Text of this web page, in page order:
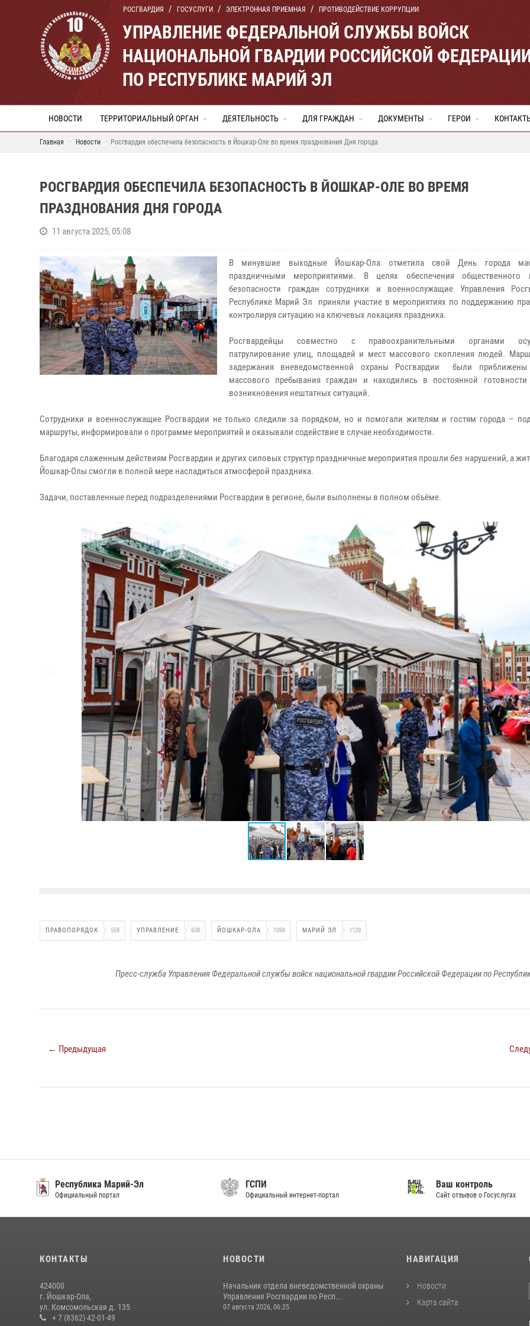
РОСГВАРДИЯ ГОСУСЛУГИ ЭЛЕКТРОННАЯ ПРИЕМНАЯ ПРОТИВОДЕЙСТВИЕ КОРРУПЦИИ
УПРАВЛЕНИЕ ФЕДЕРАЛЬНОЙ СЛУЖБЫ ВОЙСК
НАЦИОНАЛЬНОЙ ГВАРДИИ РОССИЙСКОЙ
ПО РЕСПУБЛИКЕ МАРИЙ ЭЛ
НОВОСТИ ТЕРРИТОРИАЛЬНЫЙ ОРГАН ДЕЯТЕЛЬНОСТЬ ДЛЯ ГРАЖДАН ДОКУМЕНТЫ ГЕРОИ
Главная Новости Росгвардия обеспечила безопасность в Йошкар-Оле во время празднования Дня города
РОСГВАРДИЯ ОБЕСПЕЧИЛА БЕЗОПАСНОСТЬ В ЙОШКАР-ОЛЕ ВО ВРЕМЯ
ПРАЗДНОВАНИЯ ДНЯ ГОРОДА
11 августа 2025, 05:08
В минувшие выходные Йошкар-Ола отметила свой День города
праздничными мероприятиями. В целях обеспечения общественного
безопасности граждан сотрудники и военнослужащие Управления
Республике Марий Эл приняли участие в мероприятиях по поддержанию
контролируя ситуацию на ключевых локациях праздника.
Росгвардейцы совместно с правоохранительными органами
патрулирование улиц, площадей и мест массового скопления людей.
задержания вневедомственной охраны Росгвардии были
массового пребывания граждан и находились в постоянной
возникновения нештатных ситуаций.
Сотрудники и военнослужащие Росгвардии не только следили за порядком, но и помогали жителям и гостям города –
маршруты, информировали о программе мероприятий и оказывали содействие в случае необходимости.
Благодаря слаженным действиям Росгвардии и других силовых структур праздничные мероприятия прошли без нарушений, а
Йошкар-Олы смогли в полной мере насладиться атмосферой праздника.
Задачи, поставленные перед подразделениями Росгвардии в регионе, были выполнены в полном объёме.
ПРАВОПОРЯДОК 558 УПРАВЛЕНИЕ 608 ЙОШКАР-ОЛА 1099 МАРИЙ ЭЛ 1129
Пресс-служба Управления Федеральной службы войск национальной гвардии Российской Федерации по
← Предыдущая
Республика Марий-Эл
Официальный портал
ГСПИ
Официальный интернет-портал
Ваш контроль
Сайт отзывов о Госуслугах
КОНТАКТЫ
424000
г. Йошкар-Ола,
ул. Комсомольская д. 135
+ 7 (8362) 42-01-49
НОВОСТИ
Начальник отдела вневедомственной охраны
Управления Росгвардии по Респ...
07 августа 2026, 06:25
НАВИГАЦИЯ
Новости
Карта сайта